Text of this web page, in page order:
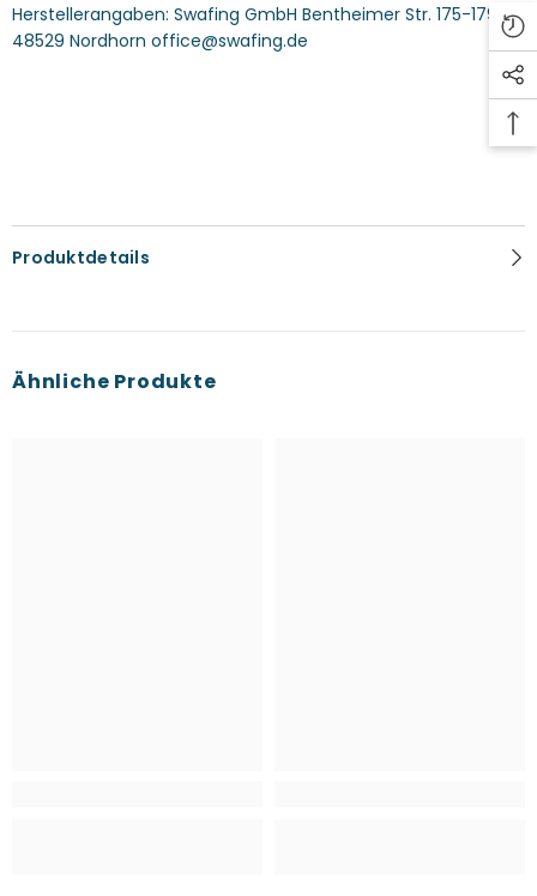
Herstellerangaben: Swafing GmbH Bentheimer Str. 175-179 D-
48529 Nordhorn office@swafing.de
Produktdetails
Ähnliche Produkte